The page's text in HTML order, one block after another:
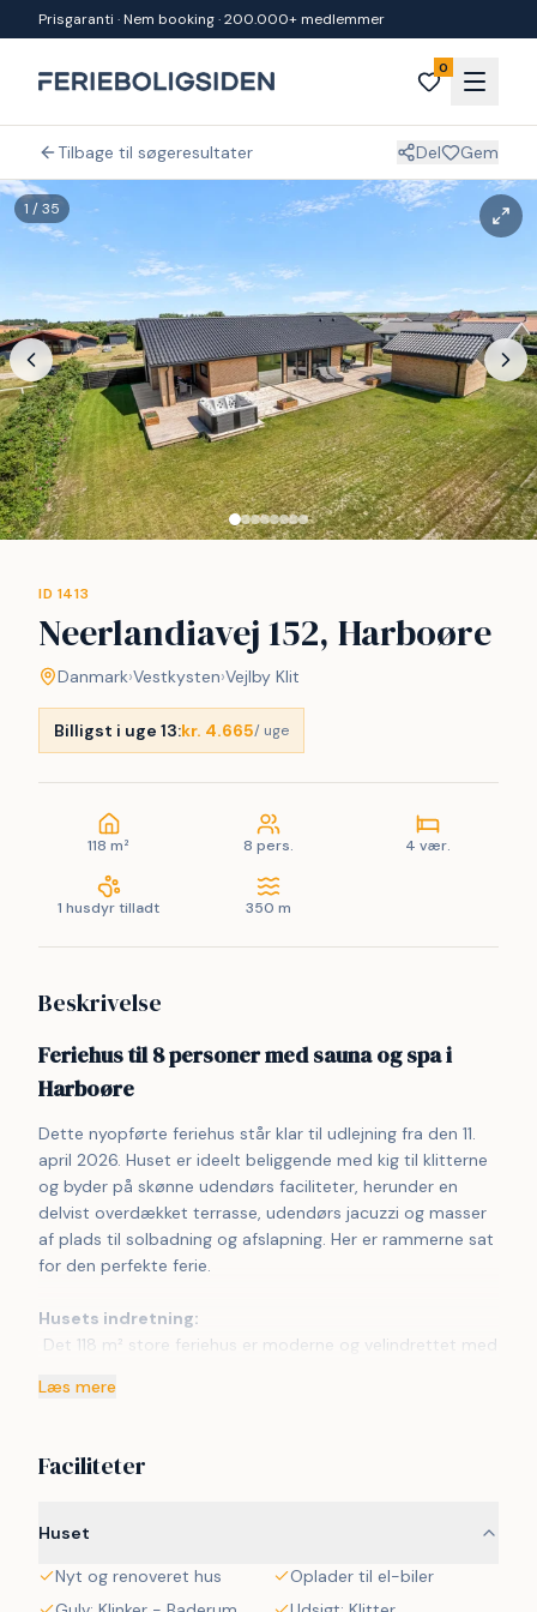
Spring til indhold
Prisgaranti · Nem booking · 200.000+ medlemmer
0
Tilbage til søgeresultater Del Gem
1 /35
ID 1413
Neerlandiavej 152, Harboøre
Danmark›Vestkysten›Vejlby Klit
Billigst i uge 13:kr. 4.665/ uge
118 m² 8 pers. 4 vær.
1 husdyr tilladt 350 m
Beskrivelse
Feriehus til 8 personer med sauna og spa i
Harboøre
Dette nyopførte feriehus står klar til udlejning fra den 11.
april 2026. Huset er ideelt beliggende med kig til klitterne
og byder på skønne udendørs faciliteter, herunder en
delvist overdækket terrasse, udendørs jacuzzi og masser
af plads til solbadning og afslapning. Her er rammerne sat
for den perfekte ferie.
Husets indretning:
er kombineret med en hyggelig opholdsstue – husets
også en indbydende alkove, perfekt til afslapning. Store
klitlandskab.
Køkkenet er moderne og fuldt udstyret med bl.a.
Læs mere
Faciliteter
Huset
Nyt og renoveret hus
Oplader til el-biler